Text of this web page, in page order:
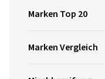
Marken Top 20
Marken Vergleich